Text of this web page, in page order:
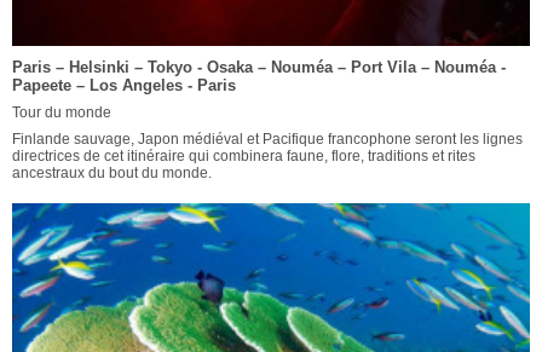
Paris – Helsinki – Tokyo - Osaka – Nouméa – Port Vila – Nouméa -
Papeete – Los Angeles - Paris
Tour du monde
Finlande sauvage, Japon médiéval et Pacifique francophone seront les lignes
directrices de cet itinéraire qui combinera faune, flore, traditions et rites
ancestraux du bout du monde.